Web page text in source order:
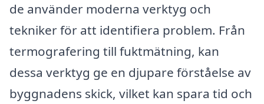
de använder moderna verktyg och
tekniker för att identifiera problem. Från
termografering till fuktmätning, kan
dessa verktyg ge en djupare förståelse av
byggnadens skick, vilket kan spara tid och